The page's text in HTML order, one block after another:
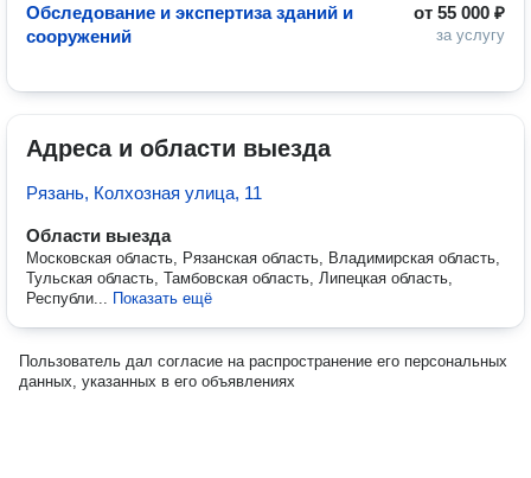
от 55 000 ₽
за услугу
Обследование и экспертиза зданий и
сооружений
Адреса и области выезда
Рязань, Колхозная улица, 11
Области выезда
Московская область, Рязанская область, Владимирская область,
Тульская область, Тамбовская область, Липецкая область,
Республи... Показать ещё
Пользователь дал согласие на распространение его персональных
данных, указанных в его объявлениях